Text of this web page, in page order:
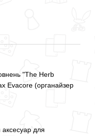
"The Herb
Evacore (органайзер
аксесуар для